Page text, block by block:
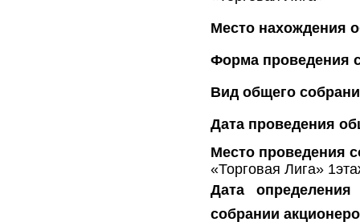
Место нахождения
Форма проведения
Вид общего
Дата проведения
Место проведения
«Торговая Лига»
Дата
собрании